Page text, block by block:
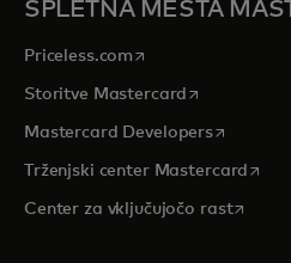
SPLETNA MESTA
Priceless.com opens in a new tab
Storitve Mastercard opens in a
Mastercard Developersopens in
Trženjski center Mastercard
Center za vključujočo rastopens